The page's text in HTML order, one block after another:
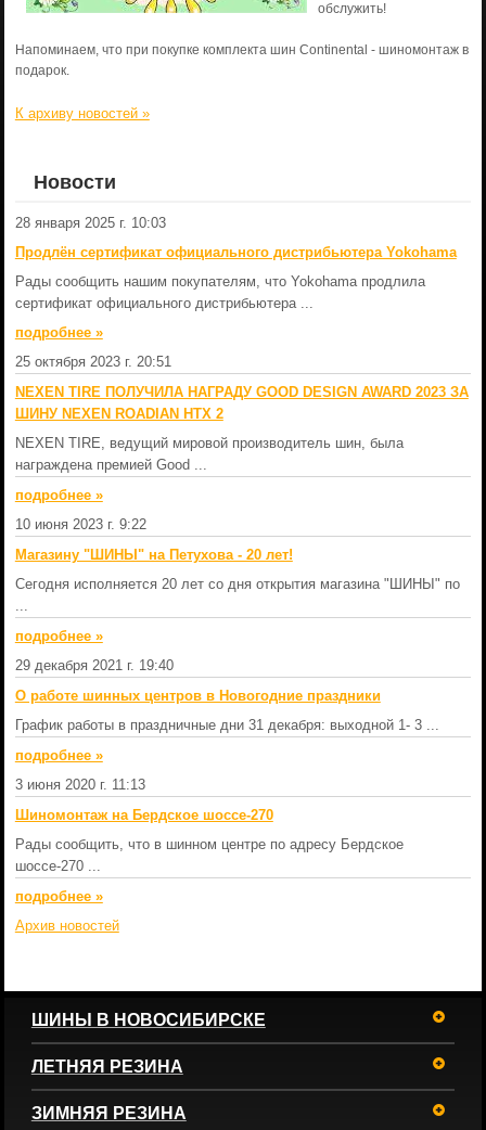
обслужить!
Напоминаем, что при покупке комплекта шин Continental - шиномонтаж в
подарок.
К архиву новостей »
Новости
28 января 2025 г. 10:03
Продлён сертификат официального дистрибьютера Yokohama
Рады сообщить нашим покупателям, что Yokohama продлила
сертификат официального дистрибьютера ...
подробнеe »
25 октября 2023 г. 20:51
NEXEN TIRE ПОЛУЧИЛА НАГРАДУ GOOD DESIGN AWARD 2023 ЗА
ШИНУ NEXEN ROADIAN HTX 2
NEXEN TIRE, ведущий мировой производитель шин, была
награждена премией Good ...
подробнеe »
10 июня 2023 г. 9:22
Магазину "ШИНЫ" на Петухова - 20 лет!
Сегодня исполняется 20 лет со дня открытия магазина "ШИНЫ" по
...
подробнеe »
29 декабря 2021 г. 19:40
О работе шинных центров в Новогодние праздники
График работы в праздничные дни 31 декабря: выходной 1- 3 ...
подробнеe »
3 июня 2020 г. 11:13
Шиномонтаж на Бердское шоссе-270
Рады сообщить, что в шинном центре по адресу Бердское
шоссе-270 ...
подробнеe »
Архив новостей
ШИНЫ В НОВОСИБИРСКЕ
ЛЕТНЯЯ РЕЗИНА
ЗИМНЯЯ РЕЗИНА